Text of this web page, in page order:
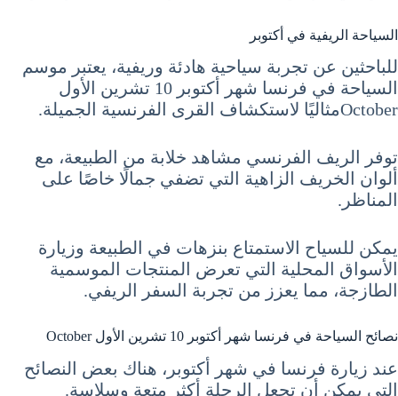
السياحة الريفية في أكتوبر
للباحثين عن تجربة سياحية هادئة وريفية، يعتبر موسم
السياحة في فرنسا شهر أكتوبر 10 تشرين الأول
Octoberمثاليًا لاستكشاف القرى الفرنسية الجميلة.
توفر الريف الفرنسي مشاهد خلابة من الطبيعة، مع
ألوان الخريف الزاهية التي تضفي جمالًا خاصًا على
المناظر.
يمكن للسياح الاستمتاع بنزهات في الطبيعة وزيارة
الأسواق المحلية التي تعرض المنتجات الموسمية
الطازجة، مما يعزز من تجربة السفر الريفي.
نصائح السياحة في فرنسا شهر أكتوبر 10 تشرين الأول October
عند زيارة فرنسا في شهر أكتوبر، هناك بعض النصائح
التي يمكن أن تجعل الرحلة أكثر متعة وسلاسة.